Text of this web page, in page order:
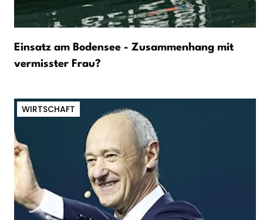
Einsatz am Bodensee - Zusammenhang mit
vermisster Frau?
WIRTSCHAFT